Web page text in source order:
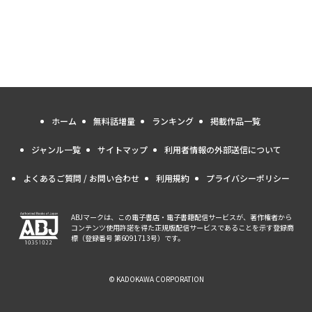
ホーム 無料話増量 ランキング 掲載作品一覧
ジャンル一覧 サイトマップ 利用者情報の外部送信について
よくあるご質問 / お問い合わせ 利用規約 プライバシーポリシー
ABJマークは、この電子書店・電子書籍配信サービスが、著作権者から
コンテンツ使用許諾を得た正規版配信サービスであることを示す登録商
標（登録番号 第6091713号）です。
© KADOKAWA CORPORATION